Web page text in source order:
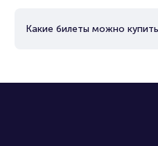
Какие билеты можно